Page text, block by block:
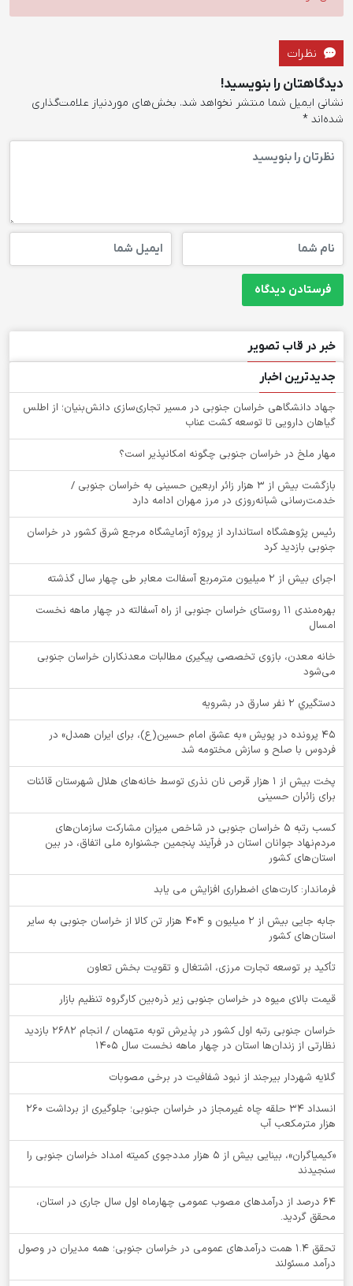
نظرات
دیدگاهتان را بنویسید!
نشانی ایمیل شما منتشر نخواهد شد. بخش‌های موردنیاز علامت‌گذاری
شده‌اند *
خبر در قاب تصویر
جدیدترین اخبار
جهاد دانشگاهی خراسان جنوبی در مسیر تجاری‌سازی دانش‌بنیان؛ از اطلس
گیاهان دارویی تا توسعه کشت عناب
‌مهار ملخ در خراسان جنوبی چگونه امکانپذیر است؟
بازگشت بیش از ۳ هزار زائر اربعین حسینی به خراسان جنوبی /
خدمت‌رسانی شبانه‌روزی در مرز مهران ادامه دارد
رئیس پژوهشگاه استاندارد از پروژه آزمایشگاه مرجع شرق کشور در خراسان
جنوبی بازدید کرد
اجرای بیش از ۲ میلیون مترمربع آسفالت معابر طی چهار سال گذشته
بهره‌مندی ۱۱ روستای خراسان جنوبی از راه آسفالته در چهار ماهه نخست
امسال
خانه معدن، بازوی تخصصی پیگیری مطالبات معدنکاران خراسان جنوبی
می‌شود
دستگيري 2 نفر سارق در بشرويه
۴۵ پرونده در پویش «به عشق امام حسین(ع)، برای ایران همدل» در
فردوس با صلح و سازش مختومه شد
پخت بیش از 1 هزار قرص نان نذری توسط خانه‌های هلال شهرستان قائنات
برای زائران حسینی
کسب رتبه ۵ خراسان جنوبی در شاخص میزان مشارکت سازمان‌های
مردم‌نهاد جوانان استان در فرآیند پنجمین جشنواره ملی اتفاق، در بین
استان‌های کشور
فرماندار: کارت‌های اضطراری افزایش می یابد
جابه جایی بیش از 2 میلیون و 404 هزار تن کالا از خراسان جنوبی به سایر
استان‌های کشور
تأکید بر توسعه تجارت مرزی، اشتغال و تقویت بخش تعاون
قیمت بالای میوه در خراسان جنوبی زیر ذره‌بین کارگروه تنظیم بازار
خراسان جنوبی رتبه اول کشور در پذیرش توبه متهمان / انجام ۲۶۸۲ بازدید
نظارتی از زندان‌ها استان در چهار ماهه نخست سال 1405
گلایه شهردار بیرجند از نبود شفافیت در برخی مصوبات
انسداد ۳۴ حلقه چاه غیرمجاز در خراسان جنوبی؛ جلوگیری از برداشت ۲۶۰
هزار مترمکعب آب
«کیمیاگران»، بینایی بیش از ۵ هزار مددجوی کمیته امداد خراسان جنوبی را
سنجیدند
64 درصد از درآمدهای مصوب عمومی چهارماه اول سال جاری در استان،
محقق گردید.
تحقق ۱.۴ همت درآمدهای عمومی در خراسان جنوبی؛ همه مدیران در وصول
درآمد مسئولند